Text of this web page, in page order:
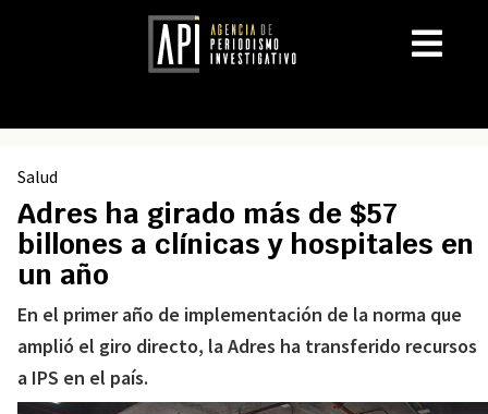
Salud
Adres ha girado más de $57
billones a clínicas y hospitales en
un año
En el primer año de implementación de la norma que
amplió el giro directo, la Adres ha transferido recursos
a IPS en el país.